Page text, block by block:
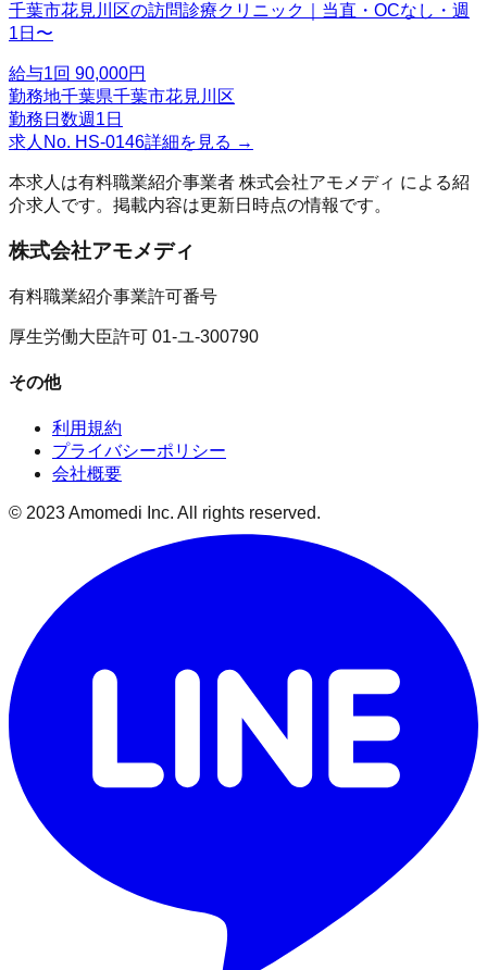
千葉市花見川区の訪問診療クリニック｜当直・OCなし・週
1日〜
給与1回 90,000円
勤務地千葉県千葉市花見川区
勤務日数週1日
求人No. HS-0146詳細を見る →
本求人は有料職業紹介事業者 株式会社アモメディ による紹
介求人です。掲載内容は更新日時点の情報です。
株式会社アモメディ
有料職業紹介事業許可番号
厚生労働大臣許可 01-ユ-300790
その他
利用規約
プライバシーポリシー
会社概要
© 2023 Amomedi Inc. All rights reserved.